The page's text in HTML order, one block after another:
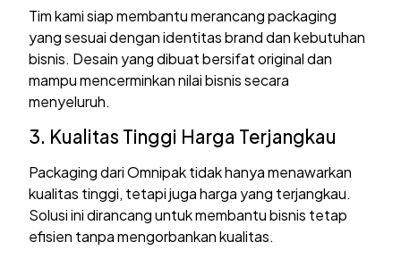
Tim kami siap membantu merancang packaging
yang sesuai dengan identitas brand dan kebutuhan
bisnis. Desain yang dibuat bersifat original dan
mampu mencerminkan nilai bisnis secara
menyeluruh.
3. Kualitas Tinggi Harga Terjangkau
Packaging dari Omnipak tidak hanya menawarkan
kualitas tinggi, tetapi juga harga yang terjangkau.
Solusi ini dirancang untuk membantu bisnis tetap
efisien tanpa mengorbankan kualitas.